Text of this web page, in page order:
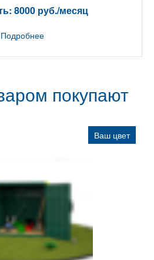
8000 руб./месяц
Подробнее
покупают
Ваш цвет